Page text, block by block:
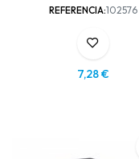
REFERENCIA:102576
7,28€